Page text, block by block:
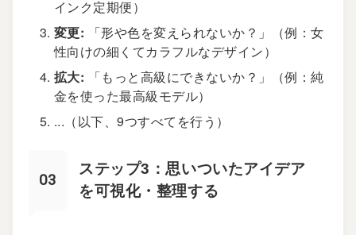
インク定期便）
変更: 「形や色を変えられないか？」（例：女
性向けの細くてカラフルなデザイン）
拡大: 「もっと高級にできないか？」（例：純
金を使った最高級モデル）
...（以下、9つすべてを行う）
ステップ3：思いついたアイデア
を可視化・整理する